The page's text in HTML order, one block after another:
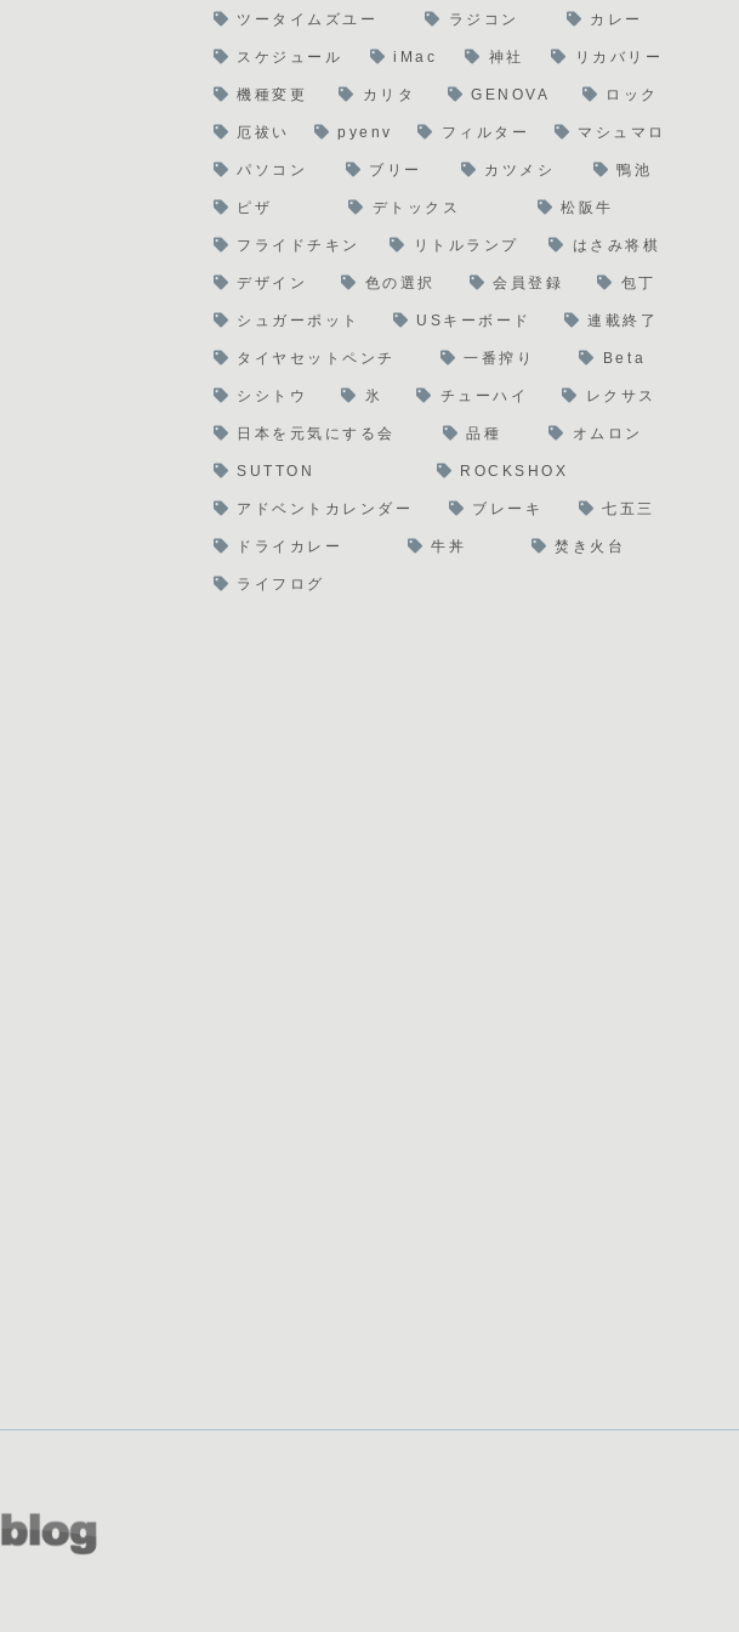
ツータイムズユー ラジコン カレー
スケジュール iMac 神社 リカバリー
機種変更 カリタ GENOVA ロック
厄祓い pyenv フィルター マシュマロ
パソコン ブリー カツメシ 鴨池
ピザ デトックス 松阪牛
フライドチキン リトルランプ はさみ将棋
デザイン 色の選択 会員登録 包丁
シュガーポット USキーボード 連載終了
タイヤセットペンチ 一番搾り Beta
シシトウ 氷 チューハイ レクサス
日本を元気にする会 品種 オムロン
SUTTON ROCKSHOX
アドベントカレンダー ブレーキ 七五三
ドライカレー 牛丼 焚き火台
ライフログ